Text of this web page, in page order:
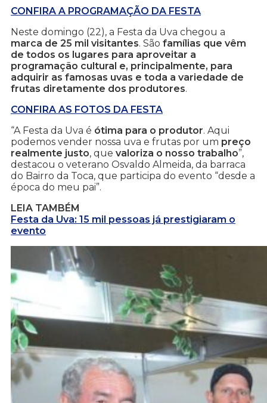
CONFIRA A PROGRAMAÇÃO DA FESTA
Neste domingo (22), a Festa da Uva chegou a
marca de 25 mil visitantes. São famílias que vêm
de todos os lugares para aproveitar a
programação cultural e, principalmente, para
adquirir as famosas uvas e toda a variedade de
frutas diretamente dos produtores.
CONFIRA AS FOTOS DA FESTA
“A Festa da Uva é ótima para o produtor. Aqui
podemos vender nossa uva e frutas por um preço
realmente justo, que valoriza o nosso trabalho”,
destacou o veterano Osvaldo Almeida, da barraca
do Bairro da Toca, que participa do evento “desde a
época do meu pai”.
LEIA TAMBÉM
Festa da Uva: 15 mil pessoas já prestigiaram o
evento